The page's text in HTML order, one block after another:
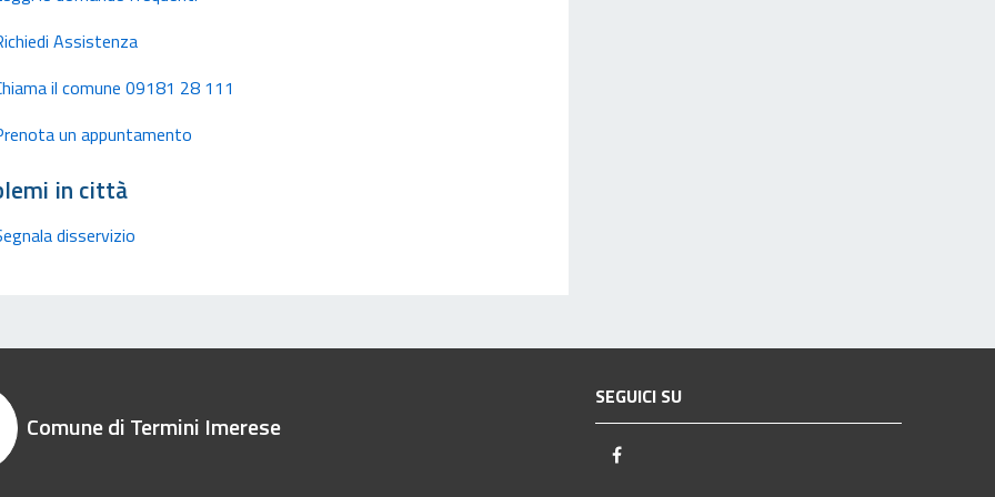
Assistenza
il comune 09181 28 111
un appuntamento
in città
disservizio
Comune di Termini Imerese
SEGUICI SU